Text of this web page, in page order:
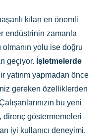
kılan en önemli
endüstrinin zamanla
olmanın yolu ise doğru
geçiyor. İşletmelerde
yatırım yapmadan önce
gereken özelliklerden
bu yeni
direnç göstermemeleri
iyi kullanıcı deneyimi,